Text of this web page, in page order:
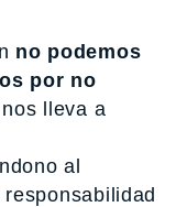
no podemos
por no
lleva a
al